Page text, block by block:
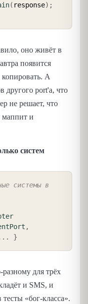
( response) ;
оно живёт в
появится
А
другого port'а, что
не решает, что
маппит и
систем
системы в
,
. . }
для трёх
и SMS, и
«бог-класса».